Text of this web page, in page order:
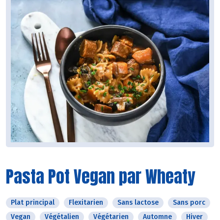
Pasta Pot Vegan par Wheaty
Plat principal Flexitarien Sans lactose
Sans porc
Vegan
Végétalien Végétarien Automne Hiver